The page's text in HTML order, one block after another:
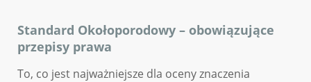
Standard Okołoporodowy – obowiązujące
przepisy prawa
To, co jest najważniejsze dla oceny znaczenia